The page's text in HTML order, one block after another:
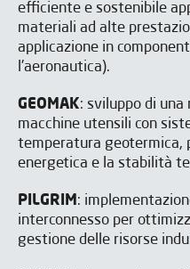
efficiente e sostenibile
materiali ad alte
applicazione in
l'aeronautica).
GEOMAK: sviluppo di una
macchine utensili con
temperatura geotermica,
energetica e la stabilità
PILGRIM:
interconnesso per
gestione delle risorse